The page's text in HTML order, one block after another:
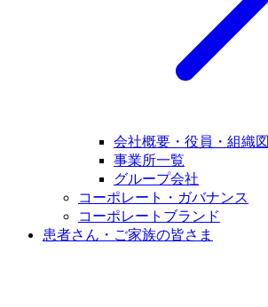
会社概要・役員・組織図
事業所一覧
グループ会社
コーポレート・ガバナンス
コーポレートブランド
患者さん・ご家族の皆さま